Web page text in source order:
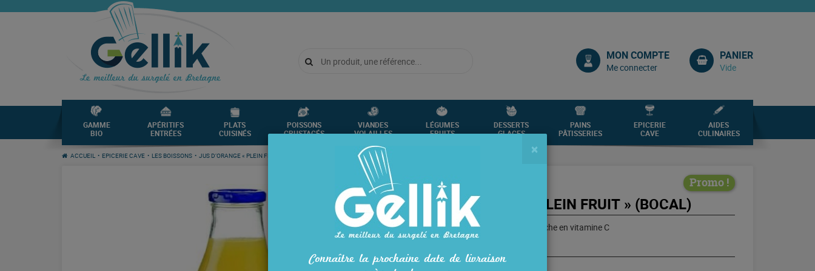
×
Connaître la prochaine date de livraison
MON COMPTE
Me connecter
PANIER
Vide
GAMME
BIO
APÉRITIFS
ENTRÉES
PLATS
CUISINÉS
POISSONS
CRUSTACÉS
VIANDES
VOLAILLES
LÉGUMES
FRUITS
DESSERTS
GLACES
PAINS
PÂTISSERIES
EPICERIE
CAVE
AIDES
CULINAIRES
ACCUEIL • EPICERIE CAVE • LES BOISSONS • JUS D’ORANGE « PLEIN FRUIT » (BOCAL)
Promo !
9043
JUS D’ORANGE « PLEIN FRUIT » (BOCAL)
Sans colorant, ni conservateur Riche en vitamine C